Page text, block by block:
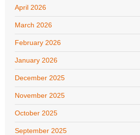
April 2026
March 2026
February 2026
January 2026
December 2025
November 2025
October 2025
September 2025